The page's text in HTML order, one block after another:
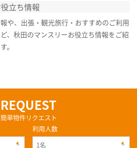
立ち情報
や、出張・観光旅行・おすすめのご利用
、秋田のマンスリーお役立ち情報をご紹
。
REQUEST
簡単物件リクエスト
利用人数